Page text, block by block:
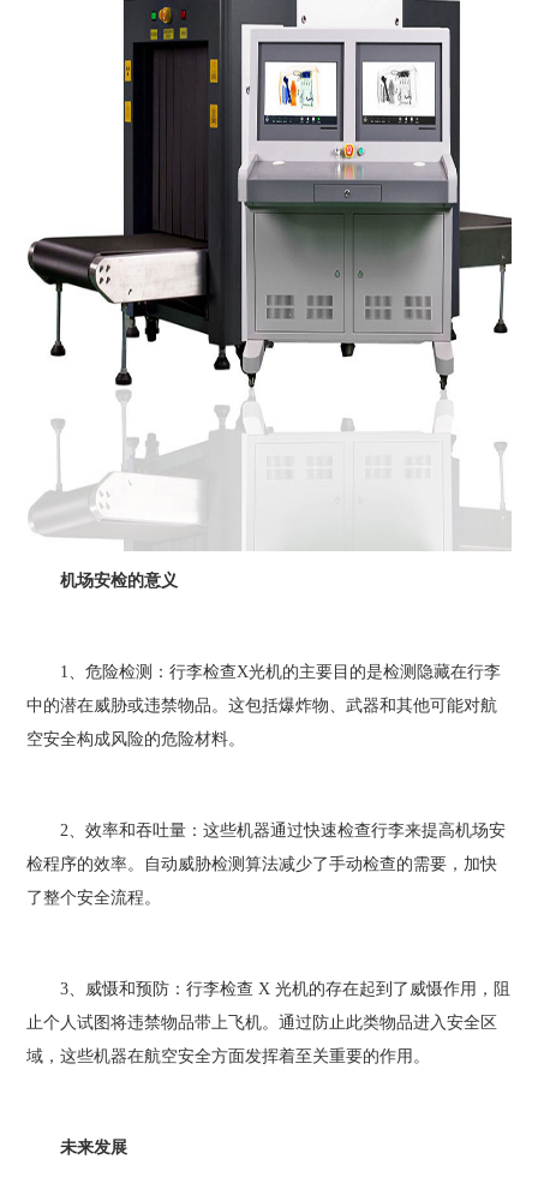
机场安检的意义
1、危险检测：行李检查X光机的主要目的是检测隐藏在行李
中的潜在威胁或违禁物品。这包括爆炸物、武器和其他可能对航
空安全构成风险的危险材料。
2、效率和吞吐量：这些机器通过快速检查行李来提高机场安
检程序的效率。自动威胁检测算法减少了手动检查的需要，加快
了整个安全流程。
3、威慑和预防：行李检查 X 光机的存在起到了威慑作用，阻
止个人试图将违禁物品带上飞机。通过防止此类物品进入安全区
域，这些机器在航空安全方面发挥着至关重要的作用。
未来发展